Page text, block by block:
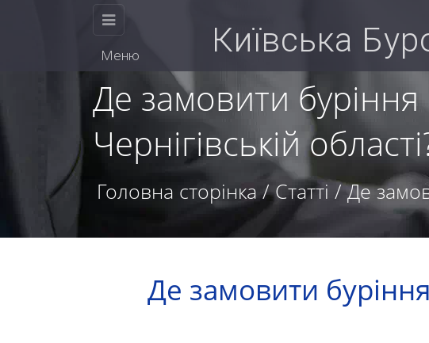
КИЇВСЬКА
БУРОВА
КОМПАНІЯ
Фізичним
Меню Київська
Де замовити
Чернігівській
Головна сторінка/Статті /Де
Де замовити